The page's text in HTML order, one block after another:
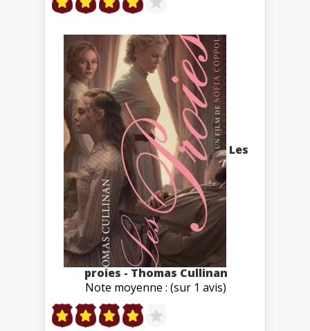
Les
proies - Thomas Cullinan
Note moyenne : (sur 1 avis)